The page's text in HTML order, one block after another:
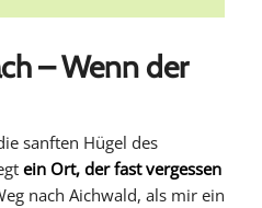
– Wenn der
sanften Hügel des
ein Ort, der fast vergessen
nach Aichwald, als mir ein